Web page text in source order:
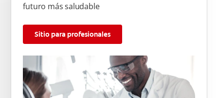
futuro más saludable
Sitio para profesionales